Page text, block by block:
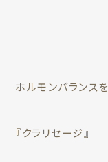
ホルモンバランス
『クラリセージ』